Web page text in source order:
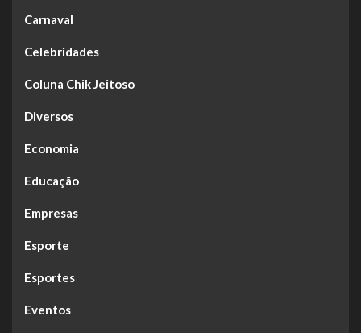
Carnaval
Celebridades
Coluna Chik Jeitoso
Diversos
Economia
Educação
Empresas
Esporte
Esportes
Eventos